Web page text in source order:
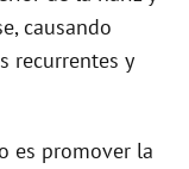
causando
recurrentes y
es promover la